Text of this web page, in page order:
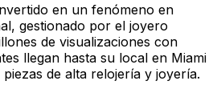
en un fenómeno en
gestionado por el joyero
de visualizaciones con
llegan hasta su local en Miami
de alta relojería y joyería.